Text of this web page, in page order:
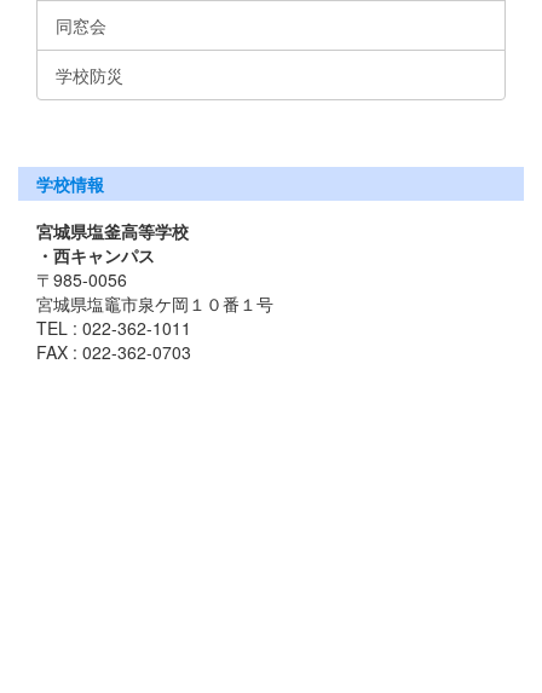
同窓会
学校防災
学校情報
宮城県塩釜高等学校
・西キャンパス
〒985-0056
宮城県塩竈市泉ケ岡１０番１号
TEL : 022-362-1011
FAX : 022-362-0703